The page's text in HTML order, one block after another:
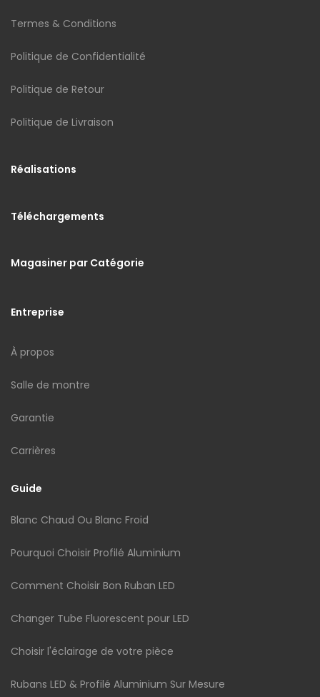
Termes & Conditions
Politique de Confidentialité
Politique de Retour
Politique de Livraison
Réalisations
Téléchargements
Magasiner par Catégorie
Entreprise
À propos
Salle de montre
Garantie
Carrières
Guide
Blanc Chaud Ou Blanc Froid
Pourquoi Choisir Profilé Aluminium
Comment Choisir Bon Ruban LED
Changer Tube Fluorescent pour LED
Choisir l'éclairage de votre pièce
Rubans LED & Profilé Aluminium Sur Mesure